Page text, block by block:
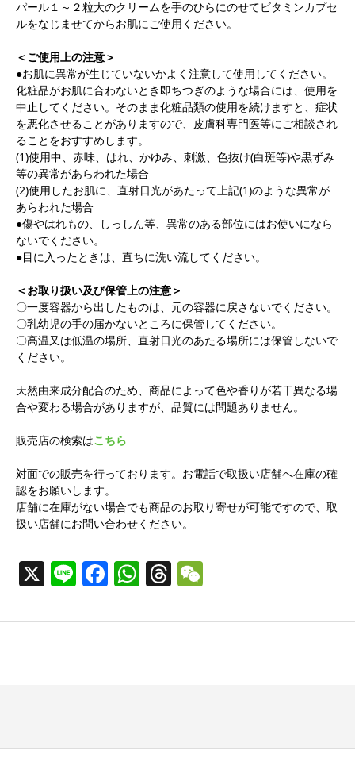
パール１～２粒大のクリームを手のひらにのせてビタミンカプセ
ルをなじませてからお肌にご使用ください。
＜ご使用上の注意＞
●お肌に異常が生じていないかよく注意して使用してください。
化粧品がお肌に合わないとき即ちつぎのような場合には、使用を
中止してください。そのまま化粧品類の使用を続けますと、症状
を悪化させることがありますので、皮膚科専門医等にご相談され
ることをおすすめします。
(1)使用中、赤味、はれ、かゆみ、刺激、色抜け(白斑等)や黒ずみ
等の異常があらわれた場合
(2)使用したお肌に、直射日光があたって上記(1)のような異常が
あらわれた場合
●傷やはれもの、しっしん等、異常のある部位にはお使いになら
ないでください。
●目に入ったときは、直ちに洗い流してください。
＜お取り扱い及び保管上の注意＞
〇一度容器から出したものは、元の容器に戻さないでください。
〇乳幼児の手の届かないところに保管してください。
〇高温又は低温の場所、直射日光のあたる場所には保管しないで
ください。
天然由来成分配合のため、商品によって色や香りが若干異なる場
合や変わる場合がありますが、品質には問題ありません。
販売店の検索はこちら
対面での販売を行っております。お電話で取扱い店舗へ在庫の確
認をお願いします。
店舗に在庫がない場合でも商品のお取り寄せが可能ですので、取
扱い店舗にお問い合わせください。
X LineFacebook
WhatsApp
Threads